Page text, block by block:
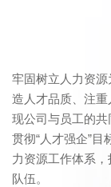
其他
核心技术
牢固树立人力资
造人才品质、注
现公司与员工的共
贯彻“人才强企”目
力资源工作体系
队伍。